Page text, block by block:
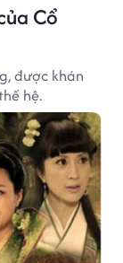
Cổ
được khán
hệ.